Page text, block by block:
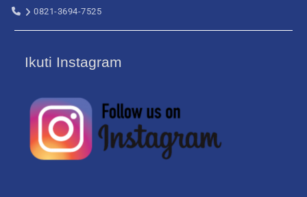
0821-3694-7525
Ikuti Instagram